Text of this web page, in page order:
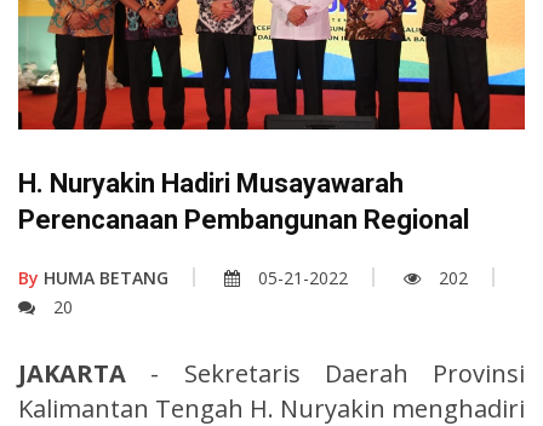
H. Nuryakin Hadiri Musayawarah
Perencanaan Pembangunan Regional
By HUMA BETANG 05-21-2022
202
20
JAKARTA - Sekretaris Daerah Provinsi
Kalimantan Tengah H. Nuryakin menghadiri